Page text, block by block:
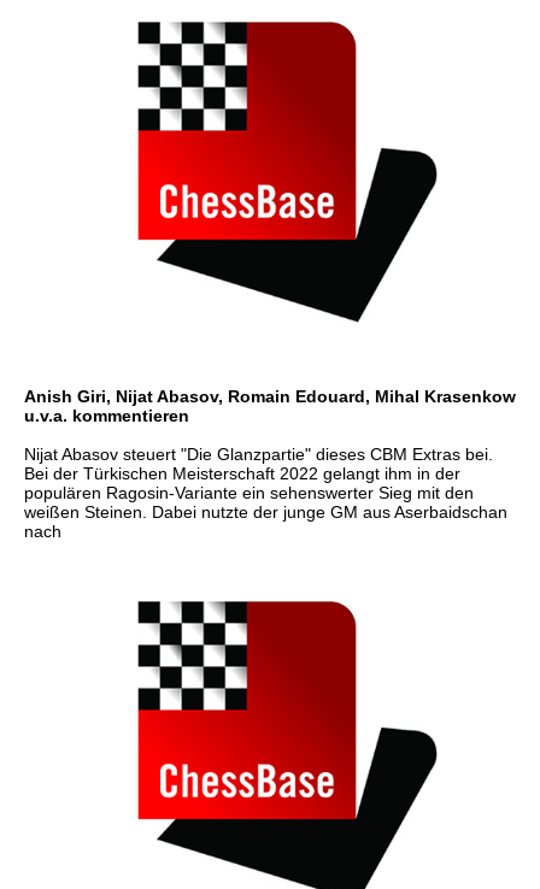
Anish Giri, Nijat Abasov, Romain Edouard, Mihal Krasenkow
u.v.a. kommentieren
Nijat Abasov steuert "Die Glanzpartie" dieses CBM Extras bei.
Bei der Türkischen Meisterschaft 2022 gelangt ihm in der
populären Ragosin-Variante ein sehenswerter Sieg mit den
weißen Steinen. Dabei nutzte der junge GM aus Aserbaidschan
nach